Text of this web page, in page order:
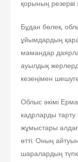
қорының резерві
Бұдан бөлек,
ұйымдардың
мамандар
ауылдық
кезеңімен
Облыс әкімі
кадрларды
жұмыстары
өтті. Оның
шаралардың